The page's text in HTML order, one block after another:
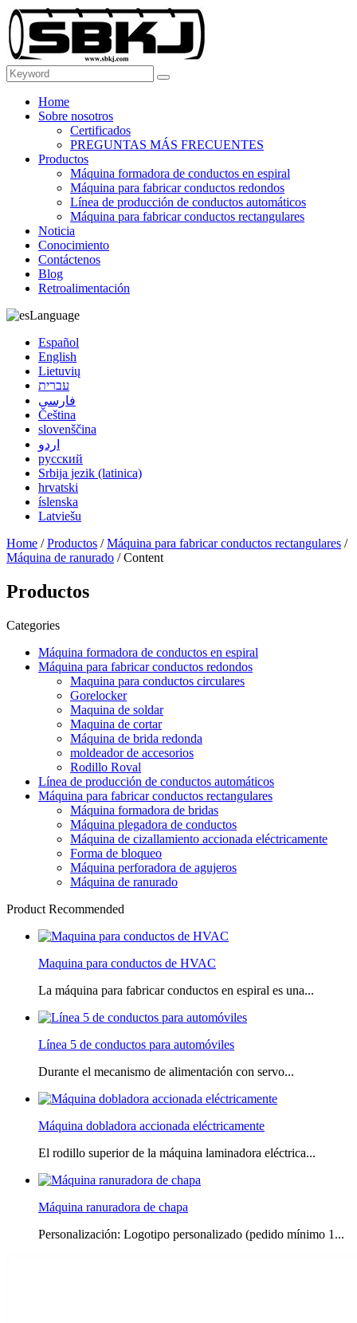
Home
Sobre nosotros
Certificados
PREGUNTAS MÁS FRECUENTES
Productos
Máquina formadora de conductos en espiral
Máquina para fabricar conductos redondos
Línea de producción de conductos automáticos
Máquina para fabricar conductos rectangulares
Noticia
Conocimiento
Contáctenos
Blog
Retroalimentación
Language
Español
English
Lietuvių
עברית
فارسی
Čeština
slovenščina
اردو
русский
Srbija jezik (latinica)
hrvatski
íslenska
Latviešu
Home /Productos /Máquina para fabricar conductos rectangulares /
Máquina de ranurado / Content
Productos
Categories
Máquina formadora de conductos en espiral
Máquina para fabricar conductos redondos
Maquina para conductos circulares
Gorelocker
Maquina de soldar
Maquina de cortar
Máquina de brida redonda
moldeador de accesorios
Rodillo Roval
Línea de producción de conductos automáticos
Máquina para fabricar conductos rectangulares
Máquina formadora de bridas
Máquina plegadora de conductos
Máquina de cizallamiento accionada eléctricamente
Forma de bloqueo
Máquina perforadora de agujeros
Máquina de ranurado
Product Recommended
Maquina para conductos de HVAC
La máquina para fabricar conductos en espiral es una...
Línea 5 de conductos para automóviles
Durante el mecanismo de alimentación con servo...
Máquina dobladora accionada eléctricamente
El rodillo superior de la máquina laminadora eléctrica...
Máquina ranuradora de chapa
Personalización: Logotipo personalizado (pedido mínimo 1...